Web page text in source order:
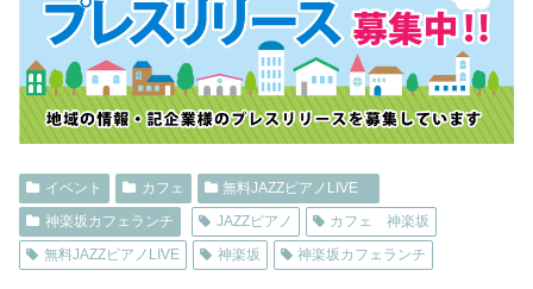
イベント カフェ
無料JAZZピアノLIVE
神楽坂カフェランチ
JAZZピアノ
カフェ 神楽坂
無料JAZZピアノLIVE
神楽坂 神楽坂カフェランチ